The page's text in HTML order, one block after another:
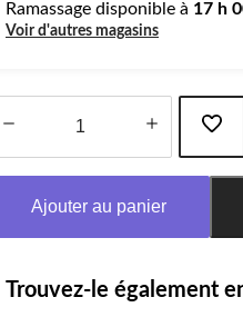
Ramassage disponible à 17 h
Voir d'autres magasins
Ajouter au panier
Trouvez-le également